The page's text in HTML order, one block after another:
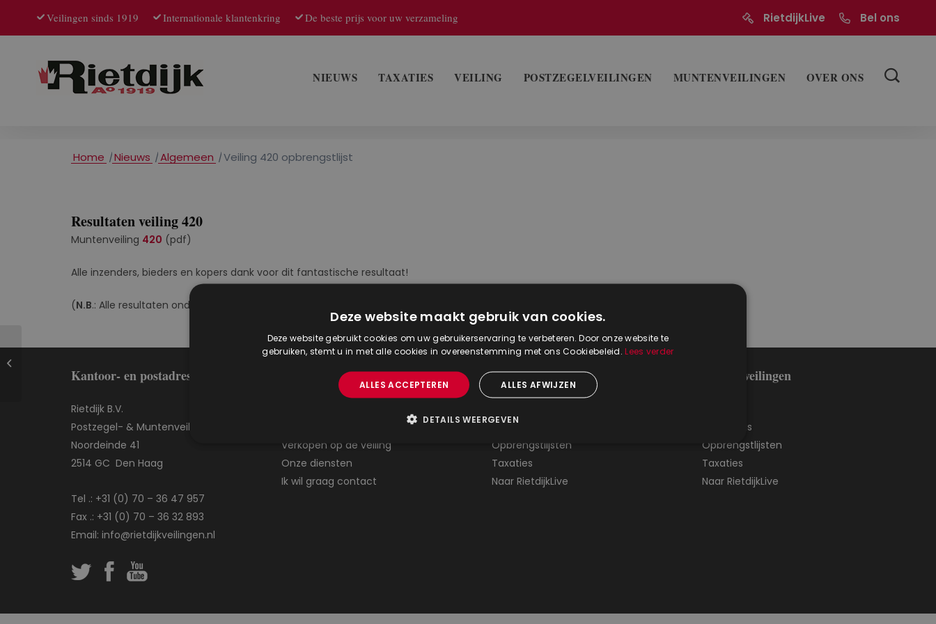
RietdijkLive Bel ons
Veilingen sinds 1919 Internationale klantenkring De beste prijs voor uw verzameling
NIEUWS TAXATIES VEILING POSTZEGELVEILINGEN MUNTENVEILINGEN OVER ONS
Home /Nieuws /Algemeen /Veiling 420 opbrengstlijst
Resultaten veiling 420
Muntenveiling 420 (pdf)
Alle inzenders, bieders en kopers dank voor dit fantastische resultaat!
(N.B.: Alle resultaten onder voorbehoud van controle en
Kantoor- en postadres
Rietdijk B.V.
Postzegel- & Muntenveilingen
Noordeinde 41
2514 GC Den Haag
Tel .: +31 (0) 70 – 36 47 957
Fax .: +31 (0) 70 – 36 32 893
Email: info@rietdijkveilingen.nl
Direct naar
Verkopen op de veiling
Onze diensten
Ik wil graag contact
Postzegelveilingen
Catalogus
Opbrengstlijsten
Taxaties
Naar RietdijkLive
Muntenveilingen
Catalogus
Opbrengstlijsten
Taxaties
Naar RietdijkLive
Deze website maakt gebruik van cookies.
Deze website gebruikt cookies om uw gebruikerservaring te verbeteren. Door onze website te
gebruiken, stemt u in met alle cookies in overeenstemming met ons Cookiebeleid.Lees verder
ALLES ACCEPTEREN ALLES AFWIJZEN
DETAILS WEERGEVEN